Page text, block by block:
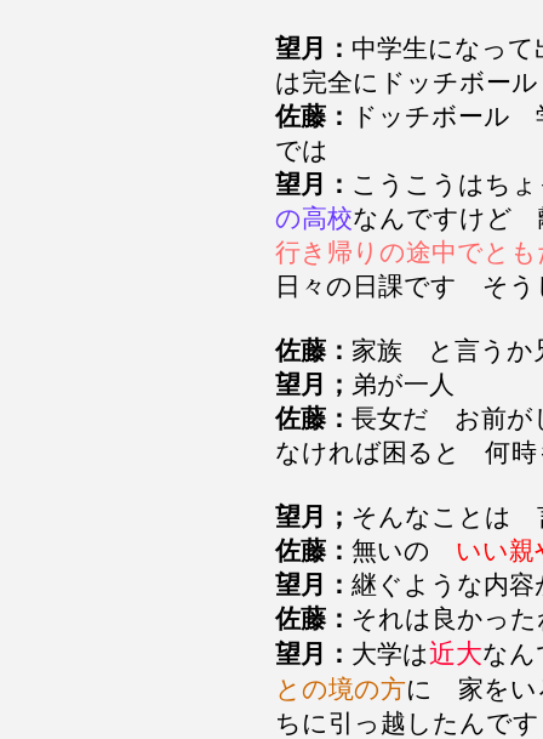
望月： 中学生になっ
は完全にドッチボー
佐藤：
ドッチボール
では
望月： こうこうはち
の高校なんですけど
行き帰りの途中でと
日々の日課です そう
佐藤： 家族 と言う
望月； 弟が一人
佐藤： 長女だ お前が
なければ困ると 何時
望月； そんなことは
佐藤： 無いの いい親
望月： 継ぐような内
佐藤： それは良か
望月： 大学は近大な
との境の方に 家をい
ちに引っ越したんで